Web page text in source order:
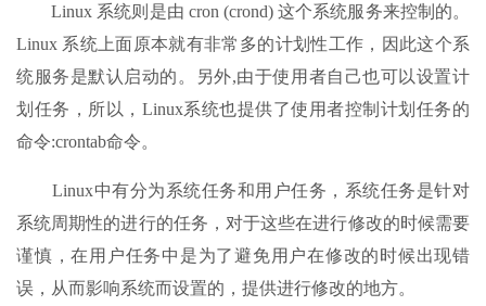
Linux 系统则是由 cron (crond) 这个系统服务来控制的。
Linux 系统上面原本就有非常多的计划性工作，因此这个系
统服务是默认启动的。另外,由于使用者自己也可以设置计
划任务，所以，Linux系统也提供了使用者控制计划任务的
命令:crontab命令。
Linux中有分为系统任务和用户任务，系统任务是针对
系统周期性的进行的任务，对于这些在进行修改的时候需要
谨慎，在用户任务中是为了避免用户在修改的时候出现错
误，从而影响系统而设置的，提供进行修改的地方。